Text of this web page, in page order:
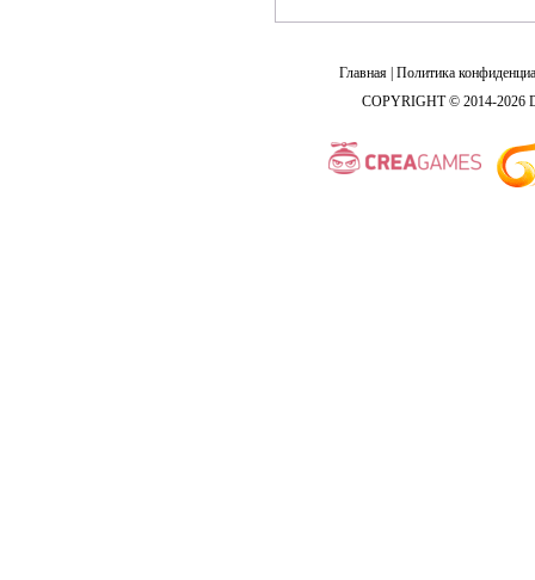
Главная Политика
COPYRIGHT © 2014-2026